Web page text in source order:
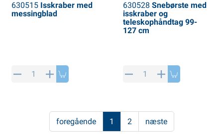
630515Isskraber med
messingblad
630528 Snebørste med
isskraber og
teleskophåndtag 99-
127 cm
foregående 1 2 næste